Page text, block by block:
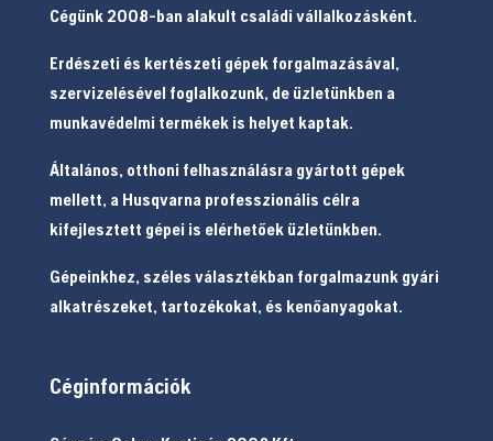
Cégünk 2008-ban alakult családi vállalkozásként.
Erdészeti és kertészeti gépek forgalmazásával,
szervizelésével foglalkozunk, de üzletünkben a
munkavédelmi termékek is helyet kaptak.
Általános, otthoni felhasználásra gyártott gépek
mellett, a Husqvarna professzionális célra
kifejlesztett gépei is elérhetőek üzletünkben.
Gépeinkhez, széles választékban forgalmazunk gyári
alkatrészeket, tartozékokat, és kenőanyagokat.
Céginformációk